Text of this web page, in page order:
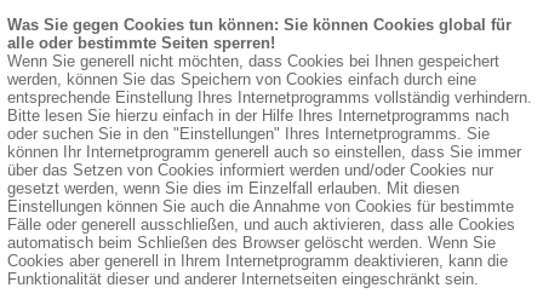
Was Sie gegen Cookies tun können: Sie können Cookies global für
alle oder bestimmte Seiten sperren!
Wenn Sie generell nicht möchten, dass Cookies bei Ihnen gespeichert
werden, können Sie das Speichern von Cookies einfach durch eine
entsprechende Einstellung Ihres Internetprogramms vollständig verhindern.
Bitte lesen Sie hierzu einfach in der Hilfe Ihres Internetprogramms nach
oder suchen Sie in den "Einstellungen" Ihres Internetprogramms. Sie
können Ihr Internetprogramm generell auch so einstellen, dass Sie immer
über das Setzen von Cookies informiert werden und/oder Cookies nur
gesetzt werden, wenn Sie dies im Einzelfall erlauben. Mit diesen
Einstellungen können Sie auch die Annahme von Cookies für bestimmte
Fälle oder generell ausschließen, und auch aktivieren, dass alle Cookies
automatisch beim Schließen des Browser gelöscht werden. Wenn Sie
Cookies aber generell in Ihrem Internetprogramm deaktivieren, kann die
Funktionalität dieser und anderer Internetseiten eingeschränkt sein.